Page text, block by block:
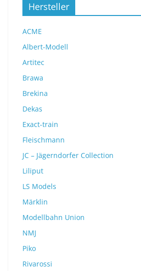
Hersteller
ACME
Albert-Modell
Artitec
Brawa
Brekina
Dekas
Exact-train
Fleischmann
JC – Jägerndorfer Collection
Liliput
LS Models
Märklin
Modellbahn Union
NMJ
Piko
Rivarossi